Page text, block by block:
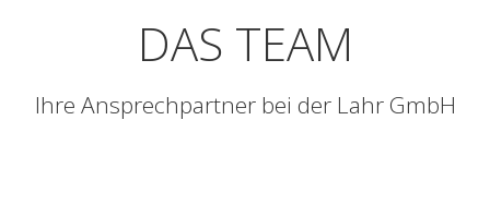
DAS TEAM
Ihre Ansprechpartner bei der Lahr GmbH